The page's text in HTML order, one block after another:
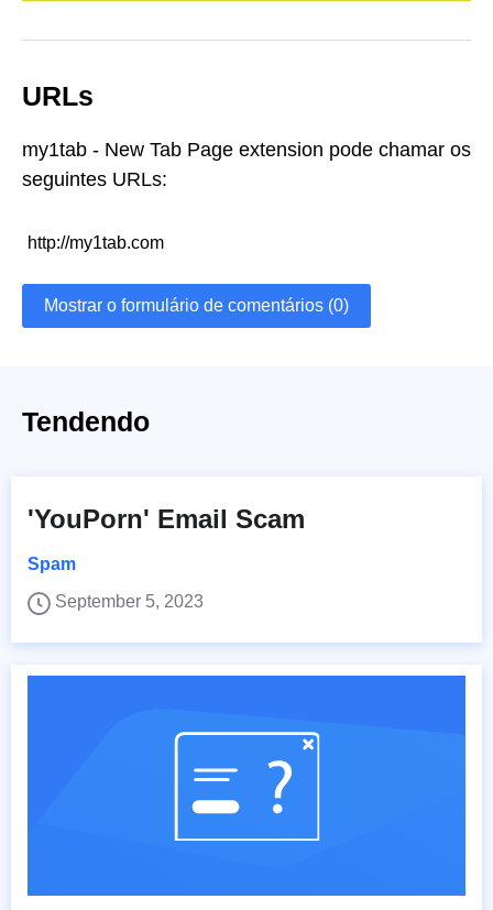
URLs
my1tab - New Tab Page extension pode chamar os
seguintes URLs:
http://my1tab.com
Mostrar o formulário de comentários (0)
Tendendo
'YouPorn' Email Scam
Spam
September 5, 2023